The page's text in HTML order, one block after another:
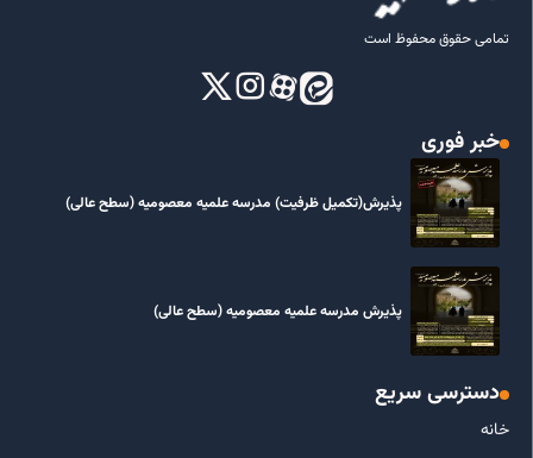
تمامی حقوق محفوظ است
خبر فوری
پذیرش(تکمیل ظرفیت) مدرسه علمیه معصومیه‌ (سطح عالی)
پذیرش مدرسه علمیه معصومیه‌ (سطح عالی)
دسترسی سریع
خانه